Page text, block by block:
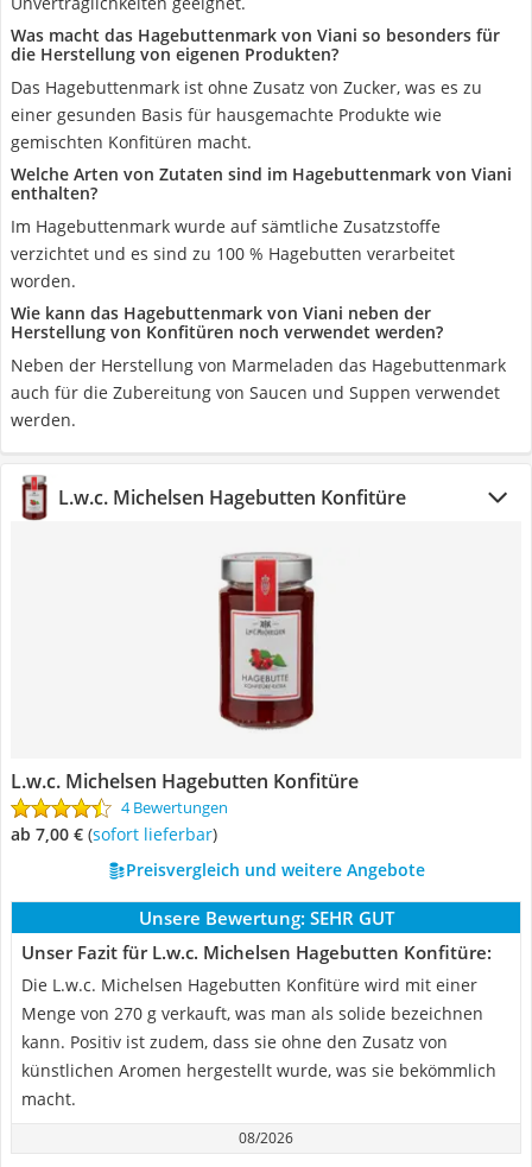
Was macht das Hagebuttenmark von Viani so besonders für
die Herstellung von eigenen Produkten?
Das Hagebuttenmark ist ohne Zusatz von Zucker, was es zu
einer gesunden Basis für hausgemachte Produkte wie
gemischten Konfitüren macht.
Welche Arten von Zutaten sind im Hagebuttenmark von Viani
enthalten?
Im Hagebuttenmark wurde auf sämtliche Zusatzstoffe
verzichtet und es sind zu 100 % Hagebutten verarbeitet
worden.
Wie kann das Hagebuttenmark von Viani neben der
Herstellung von Konfitüren noch verwendet werden?
Neben der Herstellung von Marmeladen das Hagebuttenmark
auch für die Zubereitung von Saucen und Suppen verwendet
werden.
‎L.w.c. Michelsen Hagebutten Konfitüre
‎L.w.c. Michelsen Hagebutten Konfitüre
4 Bewertungen
ab 7,00 € ( Sofort lieferbar)
Preisvergleich und weitere Angebote
Unsere Bewertung: SEHR GUT
Unser Fazit für ‎L.w.c. Michelsen Hagebutten Konfitüre:
Die L.w.c. Michelsen Hagebutten Konfitüre wird mit einer
Menge von 270 g verkauft, was man als solide bezeichnen
kann. Positiv ist zudem, dass sie ohne den Zusatz von
künstlichen Aromen hergestellt wurde, was sie bekömmlich
macht.
08/2026